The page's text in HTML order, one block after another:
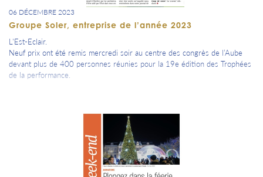
06 DÉCEMBRE 2023
Groupe Soler, entreprise de l’année 2023
L'Est-Eclair.
Neuf prix ont été remis mercredi soir au centre des congrès de l’Aube
devant plus de 400 personnes réunies pour la 19e édition des Trophées
de la performance.